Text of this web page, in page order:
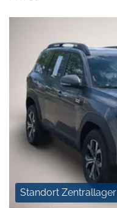
Standort Zentrallager